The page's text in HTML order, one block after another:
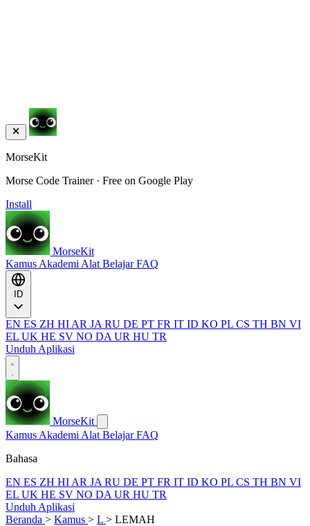
MorseKit
Morse Code Trainer · Free on Google Play
Install
MorseKit
Kamus Akademi Alat BelajarFAQ
EN ES ZH HI AR JA RU DE PT FR IT ID KO PL CS TH BN VI
EL UK HE SV NO DA UR HU TR
Unduh Aplikasi
MorseKit
Kamus Akademi Alat BelajarFAQ
Bahasa
EN ES ZH HI AR JA RU DE PT FR IT ID KO PL CS TH BN VI
EL UK HE SV NO DA UR HU TR
Unduh Aplikasi
Beranda > Kamus > L > LEMAH